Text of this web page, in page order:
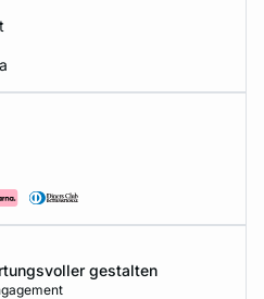
gestalten